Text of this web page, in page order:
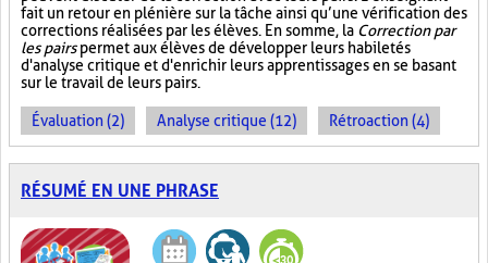
fait un retour en plénière sur la tâche ainsi qu’une vérification des
corrections réalisées par les élèves. En somme, la Correction par
les pairspermet aux élèves de développer leurs habiletés
d'analyse critique et d'enrichir leurs apprentissages en se basant
sur le travail de leurs pairs.
Évaluation (2) Analyse critique (12) Rétroaction (4)
RÉSUMÉ EN UNE PHRASE